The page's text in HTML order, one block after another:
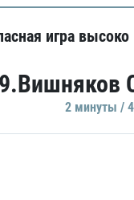
игра высоко
2 минуты /